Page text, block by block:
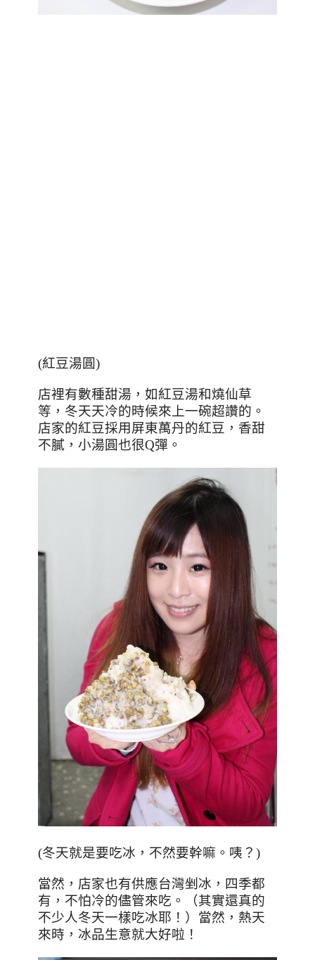
(紅豆湯圓)
店裡有數種甜湯，如紅豆湯和燒仙草
等，冬天天冷的時候來上一碗超讚的。
店家的紅豆採用屏東萬丹的紅豆，香甜
不膩，小湯圓也很Q彈。
(冬天就是要吃冰，不然要幹嘛。咦？ )
當然，店家也有供應台灣剉冰，四季都
有，不怕冷的儘管來吃。（其實還真的
不少人冬天一樣吃冰耶！）當然，熱天
來時，冰品生意就大好啦！